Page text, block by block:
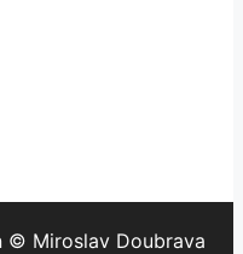
© Miroslav Doubrava